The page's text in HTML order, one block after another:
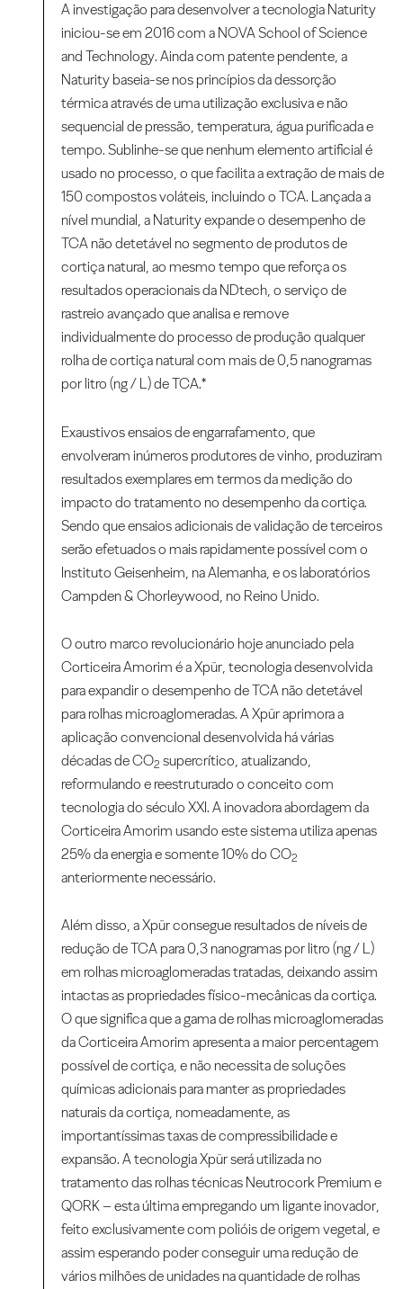
A investigação para desenvolver a tecnologia Naturity
iniciou-se em 2016 com a NOVA School of Science
and Technology. Ainda com patente pendente, a
Naturity baseia-se nos princípios da dessorção
térmica através de uma utilização exclusiva e não
sequencial de pressão, temperatura, água purificada e
tempo. Sublinhe-se que nenhum elemento artificial é
usado no processo, o que facilita a extração de mais de
150 compostos voláteis, incluindo o TCA. Lançada a
nível mundial, a Naturity expande o desempenho de
TCA não detetável no segmento de produtos de
cortiça natural, ao mesmo tempo que reforça os
resultados operacionais da NDtech, o serviço de
rastreio avançado que analisa e remove
individualmente do processo de produção qualquer
rolha de cortiça natural com mais de 0,5 nanogramas
por litro (ng / L) de TCA.*
Exaustivos ensaios de engarrafamento, que
envolveram inúmeros produtores de vinho, produziram
resultados exemplares em termos da medição do
impacto do tratamento no desempenho da cortiça.
Sendo que ensaios adicionais de validação de terceiros
serão efetuados o mais rapidamente possível com o
Instituto Geisenheim, na Alemanha, e os laboratórios
Campden & Chorleywood, no Reino Unido.
O outro marco revolucionário hoje anunciado pela
Corticeira Amorim é a Xpür, tecnologia desenvolvida
para expandir o desempenho de TCA não detetável
para rolhas microaglomeradas. A Xpür aprimora a
aplicação convencional desenvolvida há várias
décadas de CO2 supercrítico, atualizando,
reformulando e reestruturado o conceito com
tecnologia do século XXI. A inovadora abordagem da
Corticeira Amorim usando este sistema utiliza apenas
25% da energia e somente 10% do CO2
anteriormente necessário.
Além disso, a Xpür consegue resultados de níveis de
redução de TCA para 0,3 nanogramas por litro (ng / L)
em rolhas microaglomeradas tratadas, deixando assim
intactas as propriedades físico-mecânicas da cortiça.
O que significa que a gama de rolhas microaglomeradas
da Corticeira Amorim apresenta a maior percentagem
possível de cortiça, e não necessita de soluções
químicas adicionais para manter as propriedades
naturais da cortiça, nomeadamente, as
importantíssimas taxas de compressibilidade e
expansão. A tecnologia Xpür será utilizada no
tratamento das rolhas técnicas Neutrocork Premium e
QORK – esta última empregando um ligante inovador,
feito exclusivamente com polióis de origem vegetal, e
assim esperando poder conseguir uma redução de
vários milhões de unidades na quantidade de rolhas